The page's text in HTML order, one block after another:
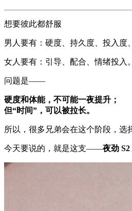
想要彼此都舒服
男人要有：硬度、持久度、投入度
女人要有：引导、配合、情绪投入。
问题是——
硬度和体能，不可能一夜提升；
但“时间”，可以被拉长。
所以，很多兄弟会在这个阶段，选
今天要说的，就是这支——夜劲 S2